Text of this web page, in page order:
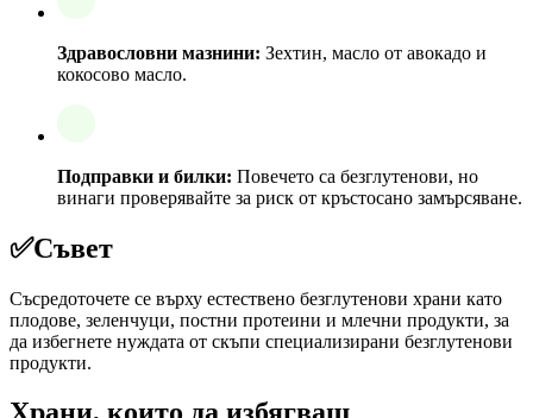
Здравословни мазнини: Зехтин, масло от авокадо и
кокосово масло.
Подправки и билки: Повечето са безглутенови, но
винаги проверявайте за риск от кръстосано замърсяване.
✅Съвет
Съсредоточете се върху естествено безглутенови храни като
плодове, зеленчуци, постни протеини и млечни продукти, за
да избегнете нуждата от скъпи специализирани безглутенови
продукти.